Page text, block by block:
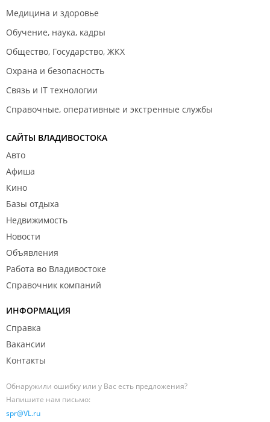
Медицина и здоровье
Обучение, наука, кадры
Общество, Государство, ЖКХ
Охрана и безопасность
Связь и IT технологии
Справочные, оперативные и экстренные службы
САЙТЫ ВЛАДИВОСТОКА
Авто
Афиша
Кино
Базы отдыха
Недвижимость
Новости
Объявления
Работа во Владивостоке
Справочник компаний
ИНФОРМАЦИЯ
Справка
Вакансии
Контакты
Обнаружили ошибку или у Вас есть предложения?
Напишите нам письмо:
spr@VL.ru